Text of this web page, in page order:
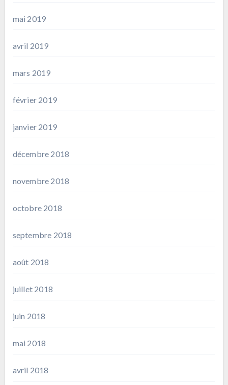
mai 2019
avril 2019
mars 2019
février 2019
janvier 2019
décembre 2018
novembre 2018
octobre 2018
septembre 2018
août 2018
juillet 2018
juin 2018
mai 2018
avril 2018